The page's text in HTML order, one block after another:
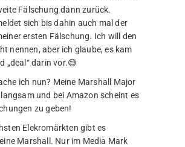
Fälschung dann zurück.
sich bis dahin auch mal der
ersten Fälschung. Ich will den
nennen, aber ich glaube, es kam
„deal“ darin vor.😅
ich nun? Meine Marshall Major
und bei Amazon scheint es
zu geben!
Elekromärkten gibt es
Marshall. Nur im Media Mark